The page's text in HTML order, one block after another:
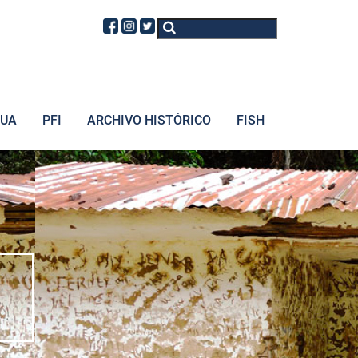
Formulario de
Buscar
PFI ARCHIVO HISTÓRICO FISH